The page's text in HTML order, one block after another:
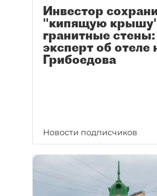
Инвестор
"кипящую
гранитные стены:
эксперт об отеле
Грибоедова
Новости подписчиков